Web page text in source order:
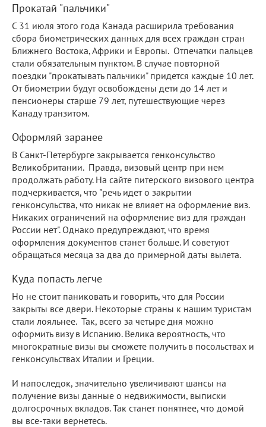
Прокатай "пальчики"
С 31 июля этого года Канада расширила требования
сбора биометрических данных для всех граждан стран
Ближнего Востока, Африки и Европы. Отпечатки пальцев
стали обязательным пунктом. В случае повторной
поездки "прокатывать пальчики" придется каждые 10 лет.
От биометрии будут освобождены дети до 14 лет и
пенсионеры старше 79 лет, путешествующие через
Канаду транзитом.
Оформляй заранее
В Санкт-Петербурге закрывается генконсульство
Великобритании. Правда, визовый центр при нем
продолжать работу. На сайте питерского визового центра
подчеркивается, что "речь идет о закрытии
генконсульства, что никак не влияет на оформление виз.
Никаких ограничений на оформление виз для граждан
России нет". Однако предупреждают, что время
оформления документов станет больше. И советуют
обращаться месяца за два до примерной даты вылета.
Куда попасть легче
Но не стоит паниковать и говорить, что для России
закрыты все двери. Некоторые страны к нашим туристам
стали лояльнее. Так, всего за четыре дня можно
оформить визу в Испанию. Велика вероятность, что
многократные визы вы сможете получить в посольствах и
генконсульствах Италии и Греции.
И напоследок, значительно увеличивают шансы на
получение визы данные о недвижимости, выписки
долгосрочных вкладов. Так станет понятнее, что домой
вы все-таки вернетесь.